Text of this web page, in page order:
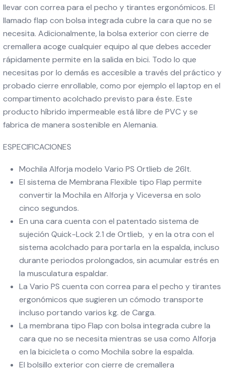
llevar con correa para el pecho y tirantes ergonómicos. El
llamado flap con bolsa integrada cubre la cara que no se
necesita. Adicionalmente, la bolsa exterior con cierre de
cremallera acoge cualquier equipo al que debes acceder
rápidamente permite en la salida en bici. Todo lo que
necesitas por lo demás es accesible a través del práctico y
probado cierre enrollable, como por ejemplo el laptop en el
compartimento acolchado previsto para éste. Este
producto híbrido impermeable está libre de PVC y se
fabrica de manera sostenible en Alemania.
ESPECIFICACIONES
Mochila Alforja modelo Vario PS Ortlieb de 26lt.
El sistema de Membrana Flexible tipo Flap permite
convertir la Mochila en Alforja y Viceversa en solo
cinco segundos.
En una cara cuenta con el patentado sistema de
sujeción Quick-Lock 2.1 de Ortlieb, y en la otra con el
sistema acolchado para portarla en la espalda, incluso
durante periodos prolongados, sin acumular estrés en
la musculatura espaldar.
La Vario PS cuenta con correa para el pecho y tirantes
ergonómicos que sugieren un cómodo transporte
incluso portando varios kg. de Carga.
La membrana tipo Flap con bolsa integrada cubre la
cara que no se necesita mientras se usa como Alforja
en la bicicleta o como Mochila sobre la espalda.
El bolsillo exterior con cierre de cremallera